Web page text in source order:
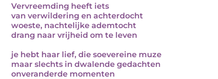
Vervreemding heeft iets
van verwildering en achterdocht
woeste, nachtelijke ademtocht
drang naar vrijheid om te leven
je hebt haar lief, die soevereine muze
maar slechts in dwalende gedachten
onveranderde momenten